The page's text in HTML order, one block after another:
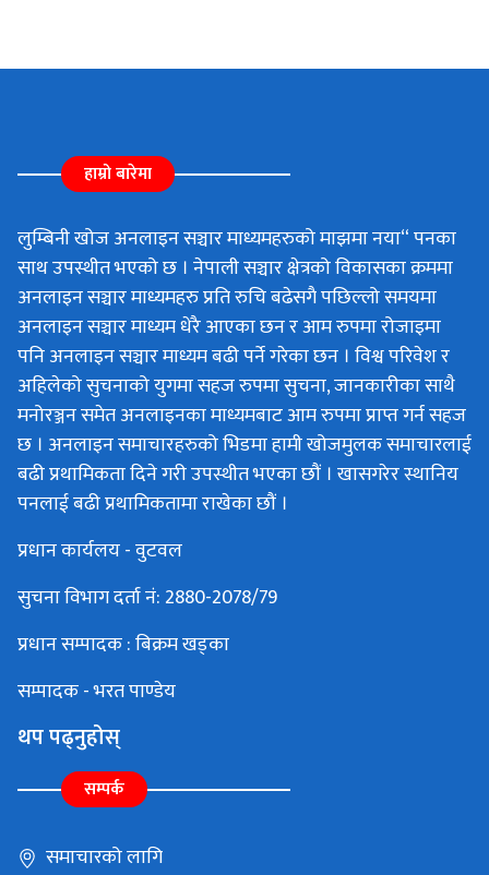
हाम्रो बारेमा
लुम्बिनी खोज अनलाइन सञ्चार माध्यमहरुको माझमा नया“ पनका
साथ उपस्थीत भएको छ । नेपाली सञ्चार क्षेत्रको विकासका क्रममा
अनलाइन सञ्चार माध्यमहरु प्रति रुचि बढेसगै पछिल्लो समयमा
अनलाइन सञ्चार माध्यम धेरै आएका छन र आम रुपमा रोजाइमा
पनि अनलाइन सञ्चार माध्यम बढी पर्ने गरेका छन । विश्व परिवेश र
अहिलेको सुचनाको युगमा सहज रुपमा सुचना, जानकारीका साथै
मनोरञ्जन समेत अनलाइनका माध्यमबाट आम रुपमा प्राप्त गर्न सहज
छ । अनलाइन समाचारहरुको भिडमा हामी खोजमुलक समाचारलाई
बढी प्रथामिकता दिने गरी उपस्थीत भएका छौं । खासगरेर स्थानिय
पनलाई बढी प्रथामिकतामा राखेका छौं ।
प्रधान कार्यलय - वुटवल
सुचना विभाग दर्ता नं: 2880-2078/79
प्रधान सम्पादक : बिक्रम खड्का
सम्पादक - भरत पाण्डेय
थप पढ्नुहोस्
सम्पर्क
समाचारको लागि